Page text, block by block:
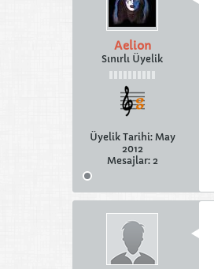
Aelion
Sınırlı Üyelik
Üyelik Tarihi: May
2012
Mesajlar: 2